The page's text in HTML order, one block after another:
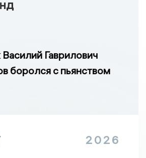
Гаврилович
боролся с пьянством
2026